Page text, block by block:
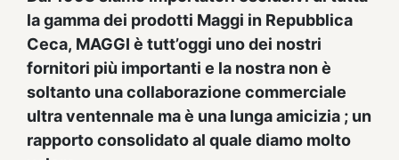
la gamma dei prodotti Maggi in Repubblica
Ceca, MAGGI è tutt’oggi uno dei nostri
fornitori più importanti e la nostra non è
soltanto una collaborazione commerciale
ultra ventennale ma è una lunga amicizia ; un
rapporto consolidato al quale diamo molto